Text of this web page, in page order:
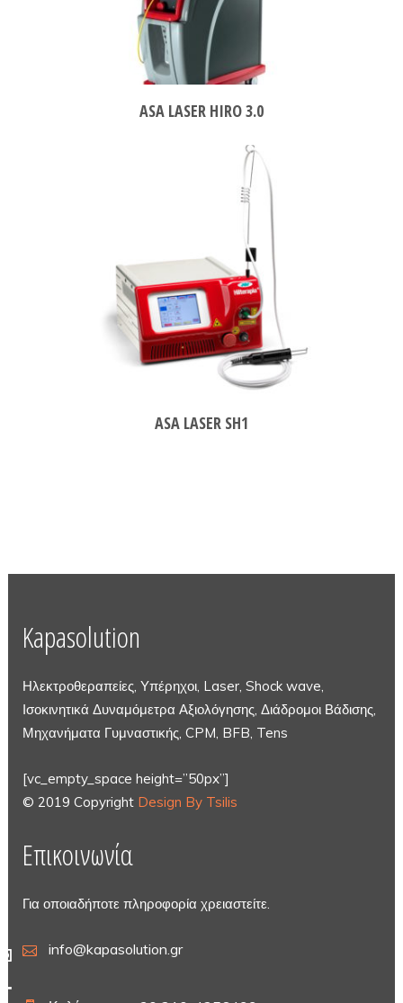
ASA LASER HIRO 3.0
ASA LASER SH1
Kapasolution
Ηλεκτροθεραπείες, Υπέρηχοι, Laser, Shock wave,
Ισοκινητικά Δυναμόμετρα Αξιολόγησης, Διάδρομοι Βάδισης,
Μηχανήματα Γυμναστικής, CPM, BFB, Tens
[vc_empty_space height=”50px”]
© 2019 Copyright Design By Tsilis
Επικοινωνία
Για οποιαδήποτε πληροφορία χρειαστείτε.
info@kapasolution.gr